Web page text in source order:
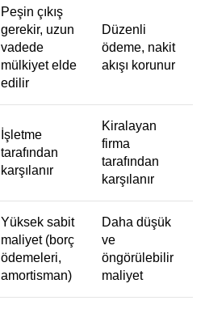
Peşin çıkış
gerekir, uzun
vadede
mülkiyet elde
edilir
Düzenli
ödeme, nakit
akışı korunur
İşletme
tarafından
karşılanır
Kiralayan
firma
tarafından
karşılanır
Yüksek sabit
maliyet (borç
ödemeleri,
amortisman)
Daha düşük
ve
öngörülebilir
maliyet